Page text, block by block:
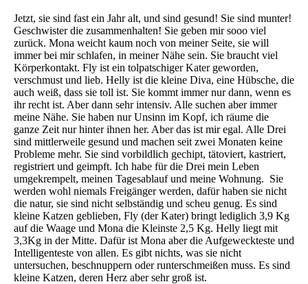
Jetzt, sie sind fast ein Jahr alt, und sind gesund! Sie sind munter!
Geschwister die zusammenhalten! Sie geben mir sooo viel
zurück. Mona weicht kaum noch von meiner Seite, sie will
immer bei mir schlafen, in meiner Nähe sein. Sie braucht viel
Körperkontakt. Fly ist ein tolpatschiger Kater geworden,
verschmust und lieb. Helly ist die kleine Diva, eine Hübsche, die
auch weiß, dass sie toll ist. Sie kommt immer nur dann, wenn es
ihr recht ist. Aber dann sehr intensiv. Alle suchen aber immer
meine Nähe. Sie haben nur Unsinn im Kopf, ich räume die
ganze Zeit nur hinter ihnen her. Aber das ist mir egal. Alle Drei
sind mittlerweile gesund und machen seit zwei Monaten keine
Probleme mehr. Sie sind vorbildlich gechipt, tätoviert, kastriert,
registriert und geimpft. Ich habe für die Drei mein Leben
umgekrempelt, meinen Tagesablauf und meine Wohnung. Sie
werden wohl niemals Freigänger werden, dafür haben sie nicht
die natur, sie sind nicht selbständig und scheu genug. Es sind
kleine Katzen geblieben, Fly (der Kater) bringt lediglich 3,9 Kg
auf die Waage und Mona die Kleinste 2,5 Kg. Helly liegt mit
3,3Kg in der Mitte. Dafür ist Mona aber die Aufgeweckteste und
Intelligenteste von allen. Es gibt nichts, was sie nicht
untersuchen, beschnuppern oder runterschmeißen muss. Es sind
kleine Katzen, deren Herz aber sehr groß ist.